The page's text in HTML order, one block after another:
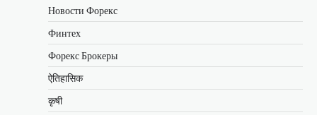
Новости Форекс
Финтех
Форекс Брокеры
ऐतिहासिक
कृषी